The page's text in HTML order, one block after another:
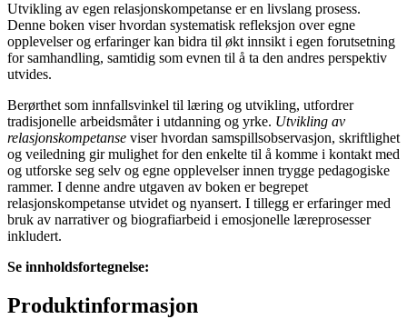
Utvikling av egen relasjonskompetanse er en livslang prosess.
Denne boken viser hvordan systematisk refleksjon over egne
opplevelser og erfaringer kan bidra til økt innsikt i egen forutsetning
for samhandling, samtidig som evnen til å ta den andres perspektiv
utvides.
Berørthet som innfallsvinkel til læring og utvikling, utfordrer
tradisjonelle arbeidsmåter i utdanning og yrke. Utvikling av
relasjonskompetanse viser hvordan samspillsobservasjon, skriftlighet
og veiledning gir mulighet for den enkelte til å komme i kontakt med
og utforske seg selv og egne opplevelser innen trygge pedagogiske
rammer. I denne andre utgaven av boken er begrepet
relasjonskompetanse utvidet og nyansert. I tillegg er erfaringer med
bruk av narrativer og biografiarbeid i emosjonelle læreprosesser
inkludert.
Se innholdsfortegnelse:
Produktinformasjon